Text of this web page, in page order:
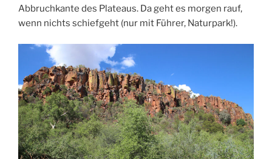
Abbruchkante des Plateaus. Da geht es morgen rauf,
wenn nichts schiefgeht (nur mit Führer, Naturpark!).